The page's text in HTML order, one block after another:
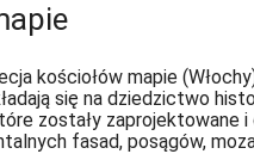
kościołów mapie
się na dziedzictwo
zostały
fasad, posągów,